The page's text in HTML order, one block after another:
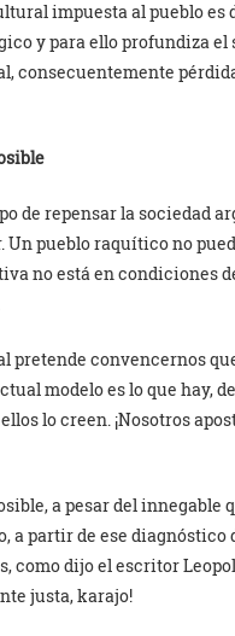
impuesta al pueblo
y para ello profundiza
consecuentemente
de repensar la sociedad
Un pueblo raquítico no
no está en condiciones
pretende convencernos
modelo es lo que hay,
lo creen. ¡Nosotros
a pesar del
a partir de ese
como dijo el escritor
justa, karajo!